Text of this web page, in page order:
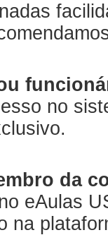
no
da
eAulas
na